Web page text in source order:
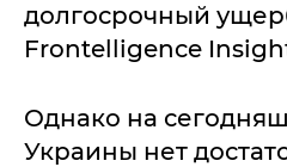
долгосрочный
Frontelligence
Однако на
Украины нет